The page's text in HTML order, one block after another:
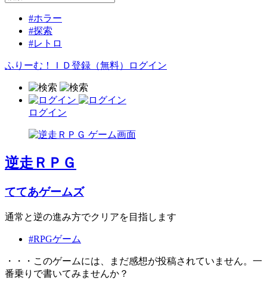
#ホラー
#探索
#レトロ
ふりーむ！ＩＤ登録（無料） ログイン
ログイン
逆走ＲＰＧ
ててあゲームズ
通常と逆の進み方でクリアを目指します
#RPGゲーム
・・・このゲームには、まだ感想が投稿されていません。一
番乗りで書いてみませんか？